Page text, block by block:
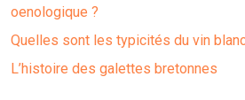
oenologique ?
Quelles sont les typicités du vin
L’histoire des galettes bretonnes